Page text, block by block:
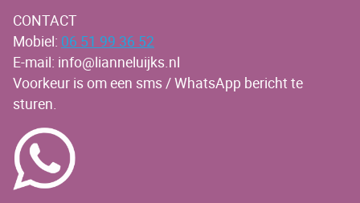
CONTACT
Mobiel: 06 51 99 36 52
E-mail: info@lianneluijks.nl
Voorkeur is om een sms / WhatsApp bericht te
sturen.